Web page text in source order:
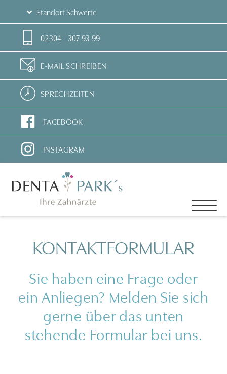
Standort Schwerte
02304 - 307 93 99
E-MAIL SCHREIBEN
SPRECHZEITEN
FACEBOOK
INSTAGRAM
KONTAKTFORMULAR
Sie haben eine Frage oder
ein Anliegen? Melden Sie sich
gerne über das unten
stehende Formular bei uns.